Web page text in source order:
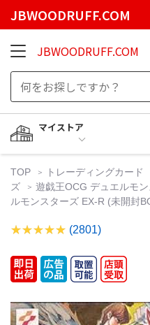
JBWOODRUFF.COM
JBWOODRUFF.COM
マイストア
TOP トレーディングカード
ズ
遊戯王OCG デュエルモ
ルモンスターズ EX-R (未開封
(2801)